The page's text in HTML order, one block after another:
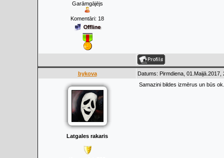
Garāmgājējs
Komentāri: 18
bykova Datums: Pirmdiena,
Latgales rakaris
Samazini bildes izmērus un būs ok.